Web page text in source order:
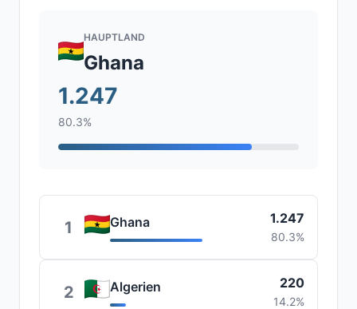
HAUPTLAND
Ghana
1.247
80.3%
1 Ghana 1.247
80.3%
2 Algerien 220
14.2%